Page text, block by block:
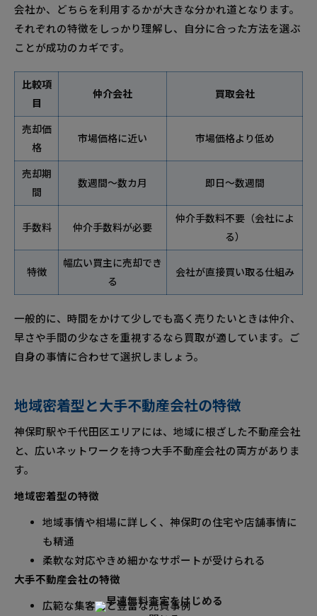
会社か、どちらを利用するかが大きな分かれ道となります。
それぞれの特徴をしっかり理解し、自分に合った方法を選ぶ
ことが成功のカギです。
比較項
目
仲介会社 買取会社
売却価
格
市場価格に近い 市場価格より低め
売却期
間
数週間～数カ月 即日～数週間
手数料 仲介手数料が必要
仲介手数料不要（会社によ
る）
特徴
幅広い買主に売却でき
る
会社が直接買い取る仕組み
一般的に、時間をかけて少しでも高く売りたいときは仲介、
早さや手間の少なさを重視するなら買取が適しています。ご
自身の事情に合わせて選択しましょう。
地域密着型と大手不動産会社の特徴
神保町駅や千代田区エリアには、地域に根ざした不動産会社
と、広いネットワークを持つ大手不動産会社の両方がありま
す。
地域密着型の特徴
地域事情や相場に詳しく、神保町の住宅や店舗事情に
も精通
柔軟な対応やきめ細かなサポートが受けられる
大手不動産会社の特徴
広範な集客力と豊富な売買事例